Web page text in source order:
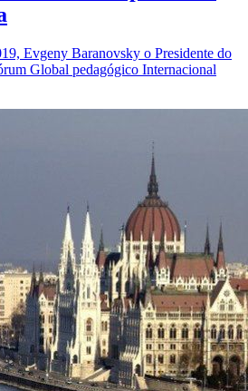
Evgeny Baranovsky o Presidente do
Global pedagógico Internacional